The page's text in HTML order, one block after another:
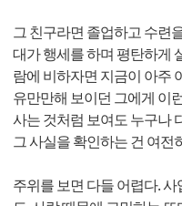
그 친구라면 졸업하고 수련
대가 행세를 하며 평탄하게
람에 비하자면 지금이 아주
유만만해 보이던 그에게 이
사는 것처럼 보여도 누구나
그 사실을 확인하는 건 여전
주위를 보면 다들 어렵다.